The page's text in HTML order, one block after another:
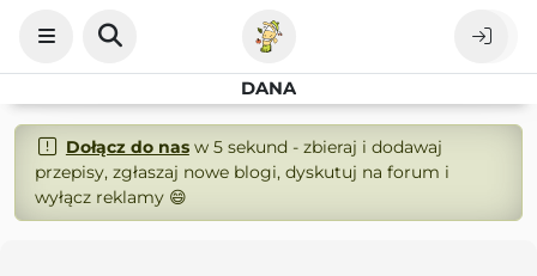
DANA
Dołącz do nasw 5 sekund - zbieraj i dodawaj
przepisy, zgłaszaj nowe blogi, dyskutuj na forum i
wyłącz reklamy 😄